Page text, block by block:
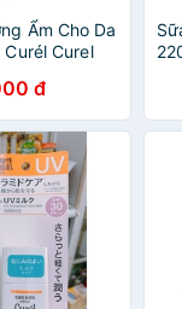
Ẩm Cho Da
Curel
đ